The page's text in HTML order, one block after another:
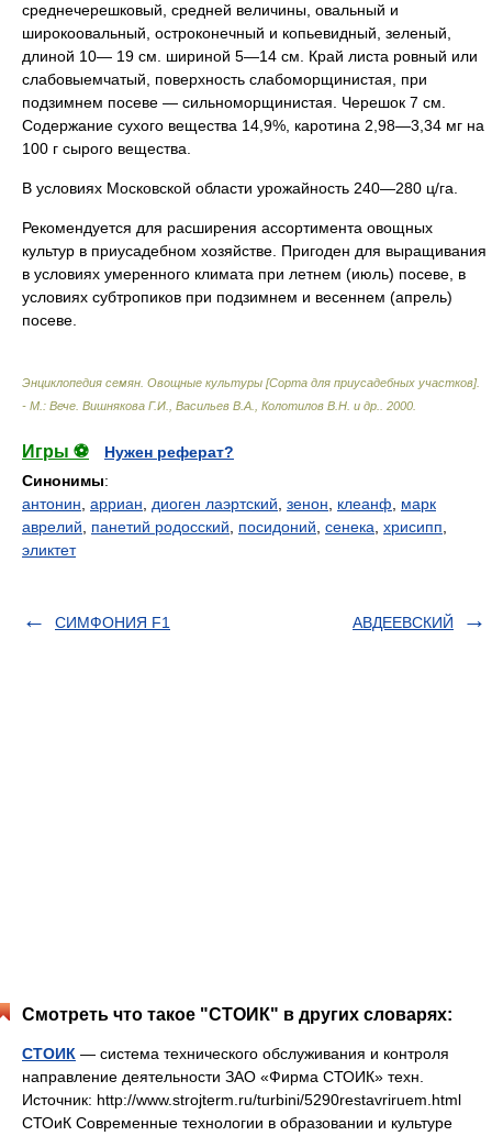
среднечерешковый, средней величины, овальный и
широкоовальный, остроконечный и копьевидный, зеленый,
длиной 10— 19 см. шириной 5—14 см. Край листа ровный или
слабовыемчатый, поверхность слабоморщинистая, при
подзимнем посеве — сильноморщинистая. Черешок 7 см.
Содержание сухого вещества 14,9%, каротина 2,98—3,34 мг на
100 г сырого вещества.
В условиях Московской области урожайность 240—280 ц/га.
Рекомендуется для расширения ассортимента овощных
культур в приусадебном хозяйстве. Пригоден для выращивания
в условиях умеренного климата при летнем (июль) посеве, в
условиях субтропиков при подзимнем и весеннем (апрель)
посеве.
Энциклопедия семян. Овощные культуры [Сорта для приусадебных участков].
- М.: Вече Вишнякова Г.И., Васильев В.А., Колотилов В.Н. и др. 2000
Игры ⚽
Нужен реферат?
Синонимы:
антонин арриан диоген лаэртский зенон клеанф
марк
аврелий
панетий родосский посидоний сенека хрисипп
эликтет
СИМФОНИЯ F1 АВДЕЕВСКИЙ
Смотреть что такое "СТОИК" в других словарях:
СТОИК — система технического обслуживания и контроля
направление деятельности ЗАО «Фирма СТОИК» техн.
Источник: http://www.strojterm.ru/turbini/5290restavriruem.html
СТОиК Современные технологии в образовании и культуре